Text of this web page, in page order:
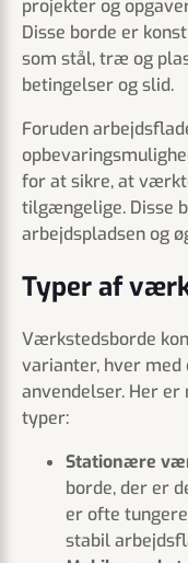
projekter og
Disse borde er
som stål, træ og
betingelser og slid.
Foruden
for at sikre, at
tilgængelige. Disse
arbejdspladsen og
Typer af
Værkstedsborde
varianter, hver med
anvendelser. Her
typer:
Stationære
borde, der er
er ofte
stabil